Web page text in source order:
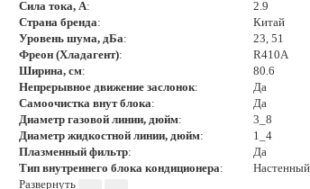
Сила тока, А:
2.9
Страна бренда:
Китай
Уровень шума, дБа:
23, 51
Фреон (Хладагент):
R410А
Ширина, см:
80.6
Непрерывное движение заслонок:
Да
Самоочистка внут блока:
Да
Диаметр газовой линии, дюйм:
3_8
Диаметр жидкостной линии, дюйм:
1_4
Плазменный фильтр:
Да
Тип внутреннего блока кондиционера: Настенный